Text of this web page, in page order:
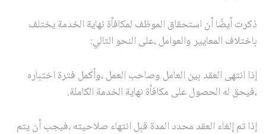
ذكرت أيضًا أن استحقاق الموظف لمكافأة نهاية الخدمة يختلف
باختلاف المعايير والعوامل ،على النحو التالي:
إذا انتهى العقد بين العامل وصاحب العمل ،وأكمل فترة اختباره
،فيحق له الحصول على مكافأة نهاية الخدمة الكاملة.
إذا تم إلغاء العقد محدد المدة قبل انتهاء صلاحيته ،فيجب أن يتم